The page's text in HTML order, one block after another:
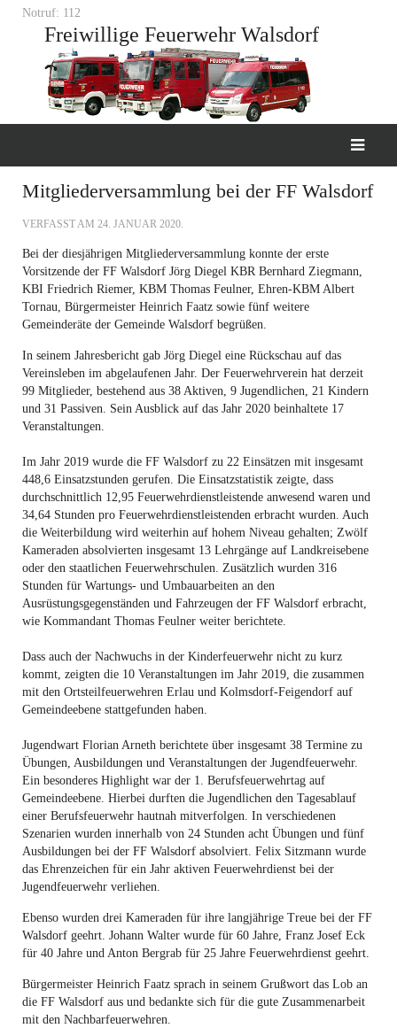
Notruf: 112
Freiwillige Feuerwehr Walsdorf
Mitgliederversammlung bei der FF Walsdorf
VERFASST AM 24. JANUAR 2020.
Bei der diesjährigen Mitgliederversammlung konnte der erste
Vorsitzende der FF Walsdorf Jörg Diegel KBR Bernhard Ziegmann,
KBI Friedrich Riemer, KBM Thomas Feulner, Ehren-KBM Albert
Tornau, Bürgermeister Heinrich Faatz sowie fünf weitere
Gemeinderäte der Gemeinde Walsdorf begrüßen.
In seinem Jahresbericht gab Jörg Diegel eine Rückschau auf das
Vereinsleben im abgelaufenen Jahr. Der Feuerwehrverein hat derzeit
99 Mitglieder, bestehend aus 38 Aktiven, 9 Jugendlichen, 21 Kindern
und 31 Passiven. Sein Ausblick auf das Jahr 2020 beinhaltete 17
Veranstaltungen.
Im Jahr 2019 wurde die FF Walsdorf zu 22 Einsätzen mit insgesamt
448,6 Einsatzstunden gerufen. Die Einsatzstatistik zeigte, dass
durchschnittlich 12,95 Feuerwehrdienstleistende anwesend waren und
34,64 Stunden pro Feuerwehrdienstleistenden erbracht wurden. Auch
die Weiterbildung wird weiterhin auf hohem Niveau gehalten; Zwölf
Kameraden absolvierten insgesamt 13 Lehrgänge auf Landkreisebene
oder den staatlichen Feuerwehrschulen. Zusätzlich wurden 316
Stunden für Wartungs- und Umbauarbeiten an den
Ausrüstungsgegenständen und Fahrzeugen der FF Walsdorf erbracht,
wie Kommandant Thomas Feulner weiter berichtete.
Dass auch der Nachwuchs in der Kinderfeuerwehr nicht zu kurz
kommt, zeigten die 10 Veranstaltungen im Jahr 2019, die zusammen
mit den Ortsteilfeuerwehren Erlau und Kolmsdorf-Feigendorf auf
Gemeindeebene stattgefunden haben.
Jugendwart Florian Arneth berichtete über insgesamt 38 Termine zu
Übungen, Ausbildungen und Veranstaltungen der Jugendfeuerwehr.
Ein besonderes Highlight war der 1. Berufsfeuerwehrtag auf
Gemeindeebene. Hierbei durften die Jugendlichen den Tagesablauf
einer Berufsfeuerwehr hautnah mitverfolgen. In verschiedenen
Szenarien wurden innerhalb von 24 Stunden acht Übungen und fünf
Ausbildungen bei der FF Walsdorf absolviert. Felix Sitzmann wurde
das Ehrenzeichen für ein Jahr aktiven Feuerwehrdienst bei der
Jugendfeuerwehr verliehen.
Ebenso wurden drei Kameraden für ihre langjährige Treue bei der FF
Walsdorf geehrt. Johann Walter wurde für 60 Jahre, Franz Josef Eck
für 40 Jahre und Anton Bergrab für 25 Jahre Feuerwehrdienst geehrt.
Bürgermeister Heinrich Faatz sprach in seinem Grußwort das Lob an
die FF Walsdorf aus und bedankte sich für die gute Zusammenarbeit
mit den Nachbarfeuerwehren.